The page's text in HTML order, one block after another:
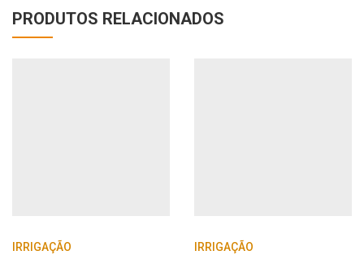
PRODUTOS RELACIONADOS
IRRIGAÇÃO IRRIGAÇÃO